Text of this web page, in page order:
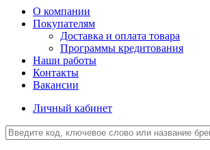
О компании
Покупателям
Доставка и оплата товара
Программы кредитования
Наши работы
Контакты
Вакансии
Личный кабинет